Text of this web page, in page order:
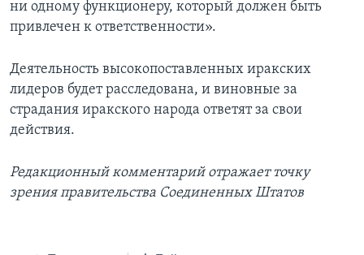
ни одному функционеру, который должен быть
привлечен к ответственности».
Деятельность высокопоставленных иракских
лидеров будет расследована, и виновные за
страдания иракского народа ответят за свои
действия.
Редакционный комментарий отражает точку
зрения правительства Соединенных Штатов